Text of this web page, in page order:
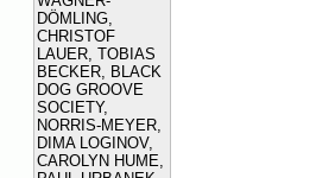
DÖMLING,
CHRISTOF
LAUER, TOBIAS
BECKER, BLACK
DOG GROOVE
SOCIETY,
NORRIS-MEYER,
DIMA LOGINOV,
CAROLYN HUME,